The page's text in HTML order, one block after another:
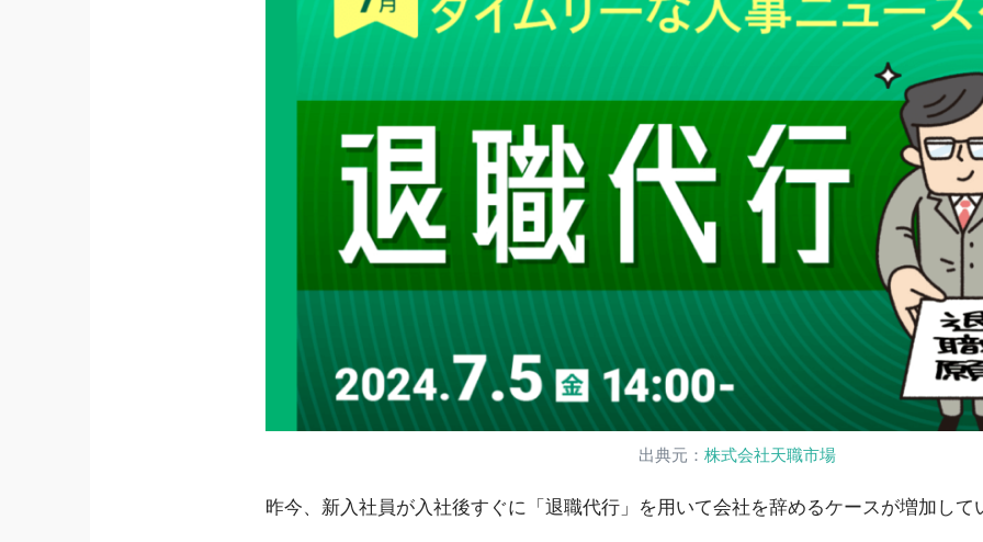
出典元： 株式会社天職市場
昨今、新入社員が入社後すぐに「退職代行」を用いて会社を辞めるケースが増加して